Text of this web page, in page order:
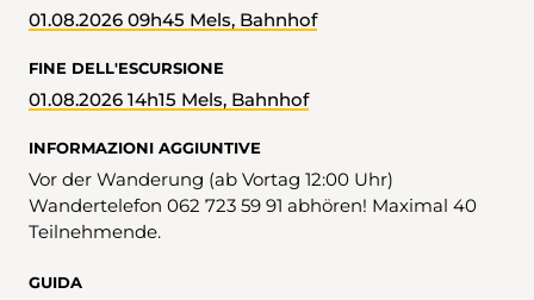
01.08.2026 09h45 Mels, Bahnhof
FINE DELL'ESCURSIONE
01.08.2026 14h15 Mels, Bahnhof
INFORMAZIONI AGGIUNTIVE
Vor der Wanderung (ab Vortag 12:00 Uhr)
Wandertelefon 062 723 59 91 abhören! Maximal 40
Teilnehmende.
GUIDA